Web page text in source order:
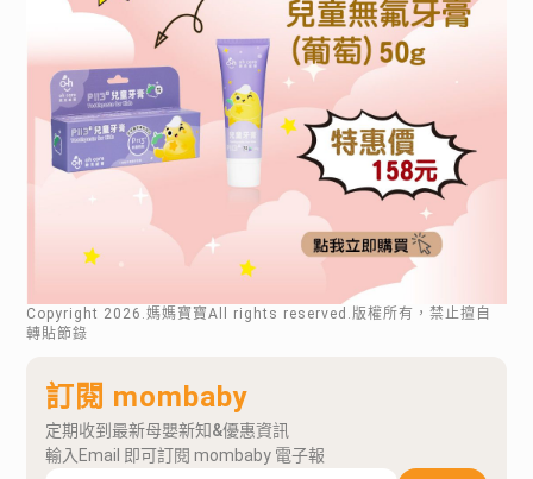
Copyright 2026 .媽媽寶寶All rights reserved.版權所有，禁止擅自
轉貼節錄
訂閱 mombaby
定期收到最新母嬰新知&優惠資訊
輸入Email 即可訂閱 mombaby 電子報